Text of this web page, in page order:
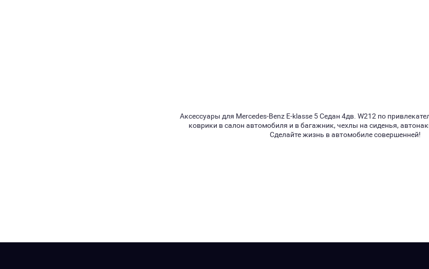
Аксессуары для Mercedes-Benz E-klasse 5 Седан 4дв. W212 по
коврики в салон автомобиля и в багажник, чехлы на сиденья,
Сделайте жизнь в автомобиле совершенней!